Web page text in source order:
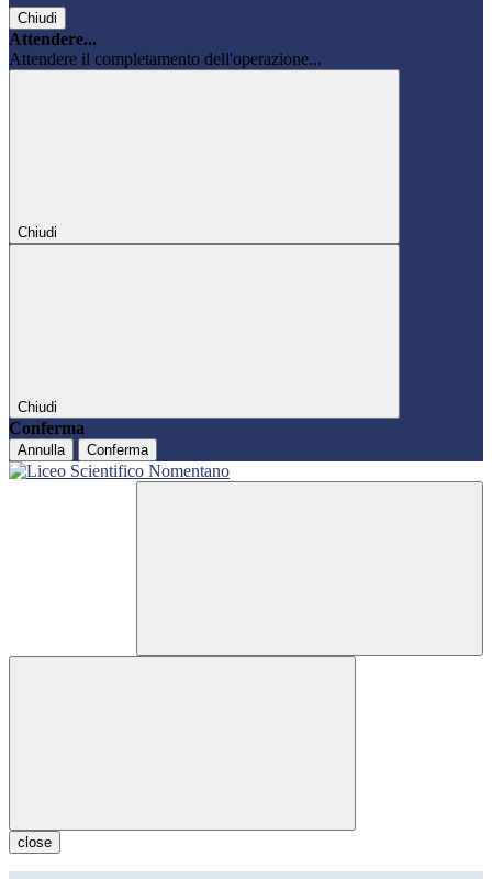
Chiudi
Attendere...
Attendere il completamento dell'operazione...
Chiudi
Chiudi
Conferma
Annulla Conferma
close